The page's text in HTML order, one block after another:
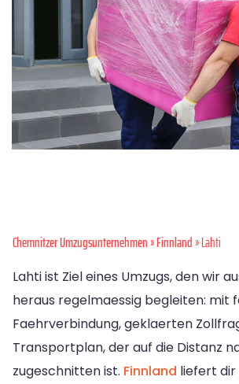
Chemnitzer Umzugsunternehmen»Finnland» Lahti
Lahti ist Ziel eines Umzugs, den wir
heraus regelmaessig begleiten: mit
Faehrverbindung, geklaerten
Transportplan, der auf die Distanz
zugeschnitten ist. Finnland liefert dir